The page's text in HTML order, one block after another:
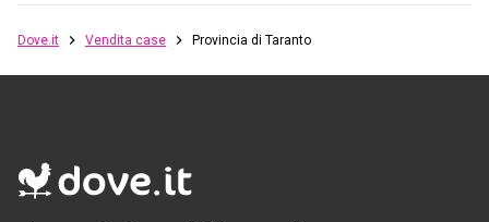
Dove.it Vendita case Provincia di Taranto